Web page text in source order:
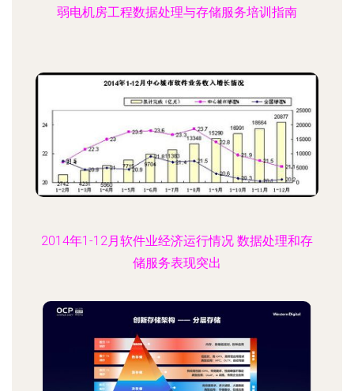
弱电机房工程数据处理与存储服务培训指南
2014年1-12月软件业经济运行情况 数据处理和存
储服务表现突出